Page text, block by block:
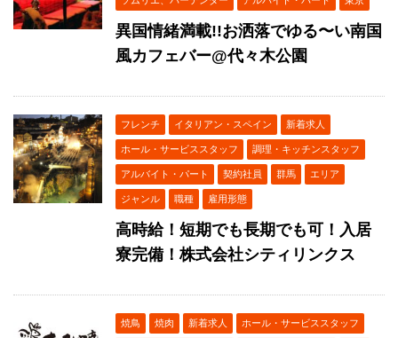
異国情緒満載!!お洒落でゆる〜い南国
風カフェバー@代々木公園
フレンチ イタリアン・スペイン 新着求人
ホール・サービススタッフ 調理・キッチンスタッフ
アルバイト・パート 契約社員 群馬 エリア
ジャンル 職種 雇用形態
高時給！短期でも長期でも可！入居
寮完備！株式会社シティリンクス
焼鳥 焼肉 新着求人 ホール・サービススタッフ